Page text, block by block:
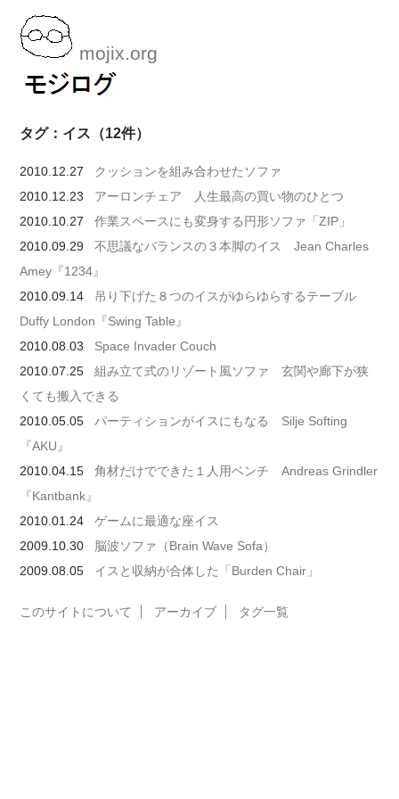
mojix.org
タグ：イス（12件）
2010.12.27
クッションを組み合わせたソファ
2010.12.23
アーロンチェア 人生最高の買い物のひとつ
2010.10.27
作業スペースにも変身する円形ソファ「ZIP」
2010.09.29
不思議なバランスの３本脚のイス Jean Charles
Amey『1234』
2010.09.14
吊り下げた８つのイスがゆらゆらするテーブル
Duffy London『Swing Table』
2010.08.03
Space Invader Couch
2010.07.25
組み立て式のリゾート風ソファ 玄関や廊下が狭
くても搬入できる
2010.05.05
パーティションがイスにもなる Silje Softing
『AKU』
2010.04.15
角材だけでできた１人用ベンチ Andreas Grindler
『Kantbank』
2010.01.24
ゲームに最適な座イス
2009.10.30
脳波ソファ（Brain Wave Sofa）
2009.08.05
イスと収納が合体した「Burden Chair」
このサイトについて アーカイブ タグ一覧